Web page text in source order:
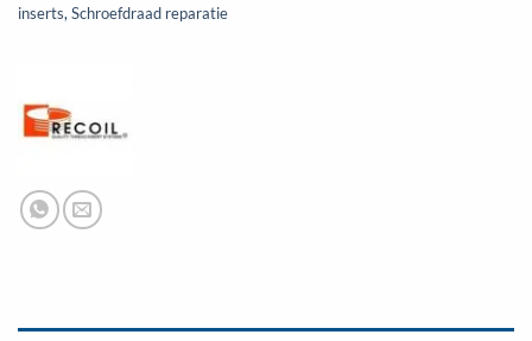
inserts, Schroefdraad reparatie